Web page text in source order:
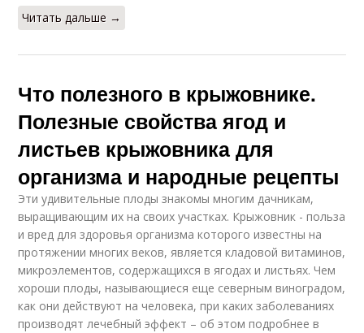
Читать дальше →
Что полезного в крыжовнике.
Полезные свойства ягод и
листьев крыжовника для
организма и народные рецепты
Эти удивительные плоды знакомы многим дачникам,
выращивающим их на своих участках. Крыжовник - польза
и вред для здоровья организма которого известны на
протяжении многих веков, является кладовой витаминов,
микроэлементов, содержащихся в ягодах и листьях. Чем
хороши плоды, называющиеся еще северным виноградом,
как они действуют на человека, при каких заболеваниях
производят лечебный эффект – об этом подробнее в